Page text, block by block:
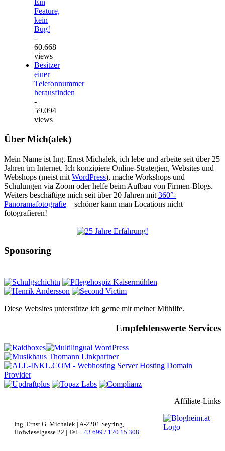
Ein
Feature,
kein
Bug!
-
60.668
views
Besitzer
einer
Telefonnummer
herausfinden
-
59.094
views
Über Mich(alek)
Mein Name ist Ing. Ernst Michalek, ich lebe und arbeite seit über 25
Jahren im Internet. Ich konzipiere Online-Strategien, Websites und
Webshops (meist mit WordPress), mache Workshops und
Schulungen via Zoom oder helfe beim Aufbau von Firmen-Blogs.
Weiters beschäftige mich seit über 20 Jahren mit 360°-
Panoramafotografie – schöner kann man Locations nicht
fotografieren!
Sponsoring
Diese Websites unterstütze ich gerne mit meiner Mithilfe.
Empfehlenswerte Services
Affiliate-Links
Ing. Ernst G. Michalek | A-2201 Seyring,
Hofwieselgasse 22 | Tel. +43 699 / 120 15 308